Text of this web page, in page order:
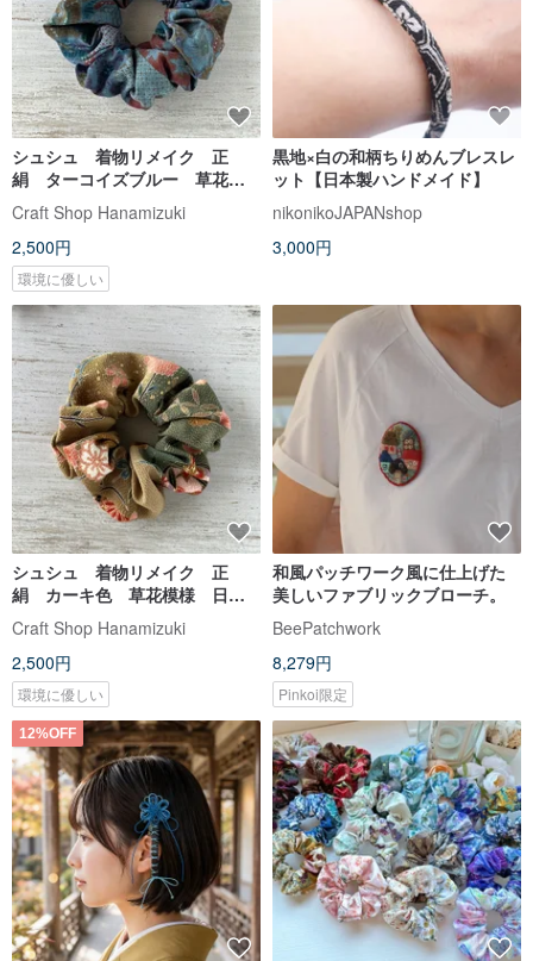
シュシュ 着物リメイク 正
絹 ターコイズブルー 草花模
様 日本製
Craft Shop Hanamizuki
2,500円
環境に優しい
黒地×白の和柄ちりめんブレスレ
ット【日本製ハンドメイド】
nikonikoJAPANshop
3,000円
シュシュ 着物リメイク 正
絹 カーキ色 草花模様 日本
製
Craft Shop Hanamizuki
2,500円
環境に優しい
和風パッチワーク風に仕上げた
美しいファブリックブローチ。
BeePatchwork
8,279円
Pinkoi限定
12%OFF